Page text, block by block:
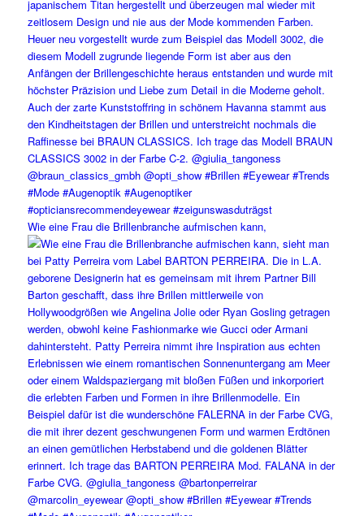
Wie eine Frau die Brillenbranche aufmischen kann,